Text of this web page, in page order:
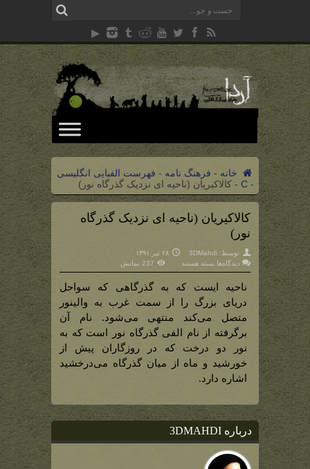
خانه - فرهنگ نامه - فهرست الفبایی انگلیسی
-
C
- کالاکیریان (ناحیه ای نزدیک گذرگاه نور)
کالاکیریان (ناحیه ای نزدیک گذرگاه
نور)
توسط: 3DMahdi
۲۸ تیر ۱۳۹۱
دیدگاه‌ها برای
ای
نزدیک
گذرگاه
نور)
بسته هستند 237 نمایش
ناحیه ایست که به گذرگاهی که سواحل
دریای بزرگ را از سمت غرب به والینور
متصل می‌کند منتهی می‌شود. نام آن
برگرفته از نام الفی گذرگاه نور است که به
نور دو درخت که در روزگاران پیش از
خورشید و ماه از میان گذرگاه می‌درخشید
اشاره دارد.
درباره 3DMAHDI